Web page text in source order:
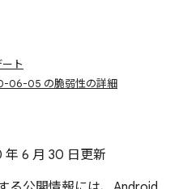
ト
06-05 の脆弱性の詳細
6 月 30 日更新